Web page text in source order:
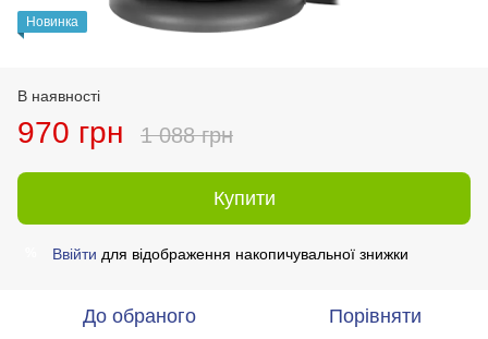
Новинка
В наявності
970 грн 1 088 грн
Купити
Ввійти для відображення накопичувальної знижки
До обраного Порівняти